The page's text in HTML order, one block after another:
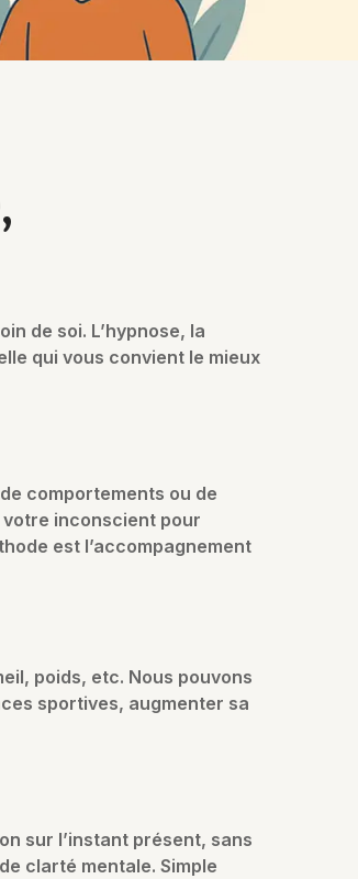
de soi. L’hypnose, la
qui vous convient le mieux
comportements ou de
inconscient pour
est l’accompagnement
poids, etc. Nous pouvons
sportives, augmenter sa
sur l’instant présent, sans
clarté mentale. Simple